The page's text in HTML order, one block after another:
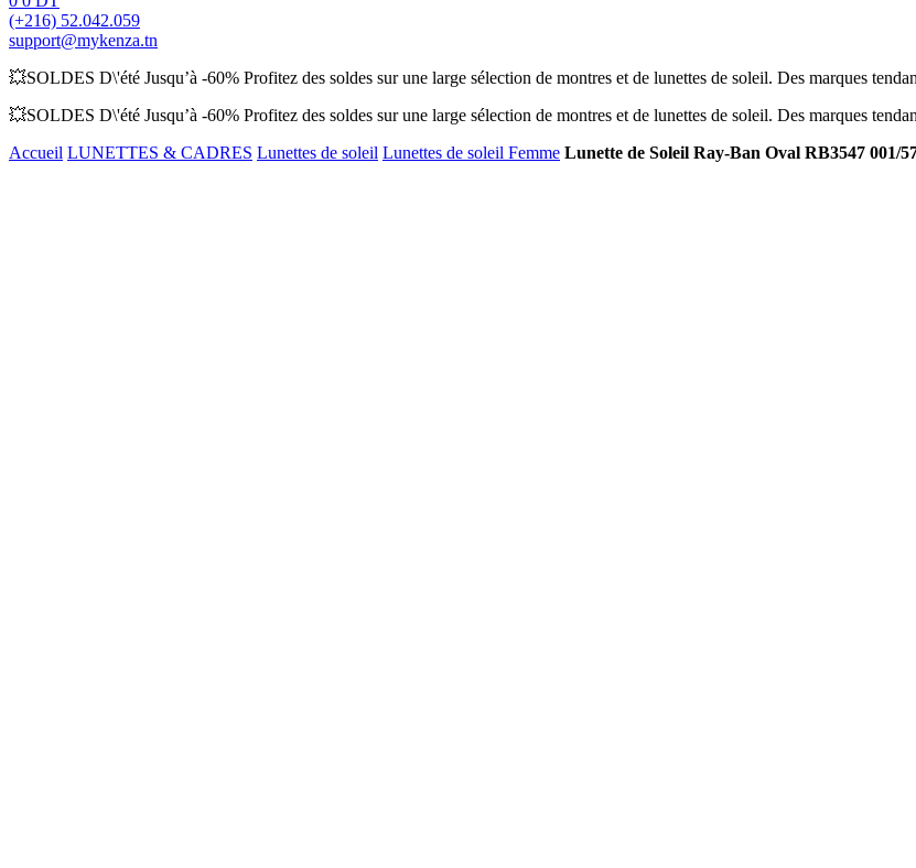
(+216) 52.042.059
support@mykenza.tn
💥SOLDES D\'été Jusqu’à -60% Profitez des soldes sur une large sélection de montres et de lunettes de soleil. Des marques
💥SOLDES D\'été Jusqu’à -60% Profitez des soldes sur une large sélection de montres et de lunettes de soleil. Des marques
Accueil LUNETTES & CADRES Lunettes de soleil Lunettes de soleil Femme Lunette de Soleil Ray-Ban Oval RB3547 001/